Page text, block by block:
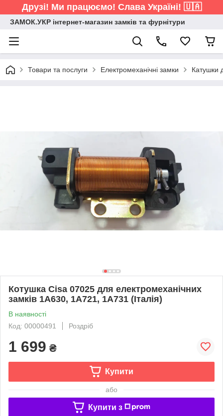
Друзі! Ми працюємо! Слава Україні! 🇺🇦
ЗАМОК.УКР інтернет-магазин замків та фурнітури
Товари та послуги Електромеханічні замки Катушки
Котушка Cisa 07025 для електромеханічних
замків 1A630, 1A721, 1A731 (Італія)
В наявності
Код: 00000491
Роздріб
1 699 ₴
Купити
або
Купити з